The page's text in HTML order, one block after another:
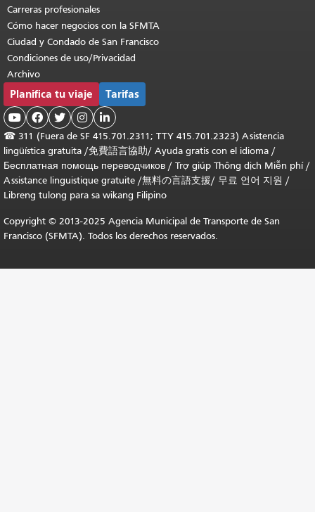
Carreras profesionales
Cómo hacer negocios con la SFMTA
Ciudad y Condado de San Francisco
Condiciones de uso/Privacidad
Archivo
Planifica tu viaje Tarifas
    
☎ 311 (Fuera de SF 415.701.2311; TTY 415.701.2323) Asistencia
lingüística gratuita /免費語言協助/ Ayuda gratis con el idioma /
Бесплатная помощь переводчиков / Trợ giúp Thông dịch Miễn phí/
Assistance linguistique gratuite /無料の言語支援/ 무료 언어 지원 /
Libreng tulong para sa wikang Filipino
Copyright © 2013-2025 Agencia Municipal de Transporte de San
Francisco (SFMTA). Todos los derechos reservados.